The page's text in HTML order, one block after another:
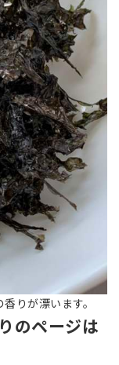
りが漂います。
のページは